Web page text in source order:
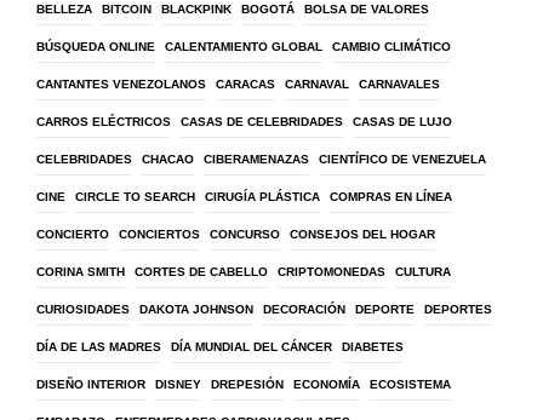
BELLEZA BITCOIN BLACKPINK BOGOTÁ BOLSA DE VALORES
BÚSQUEDA ONLINE CALENTAMIENTO GLOBAL CAMBIO CLIMÁTICO
CANTANTES VENEZOLANOS CARACAS CARNAVAL CARNAVALES
CARROS ELÉCTRICOS CASAS DE CELEBRIDADES CASAS DE LUJO
CELEBRIDADES CHACAO CIBERAMENAZAS CIENTÍFICO DE VENEZUELA
CINE CIRCLE TO SEARCH CIRUGÍA PLÁSTICA COMPRAS EN LÍNEA
CONCIERTO CONCIERTOS CONCURSO CONSEJOS DEL HOGAR
CORINA SMITH CORTES DE CABELLO CRIPTOMONEDAS CULTURA
CURIOSIDADES DAKOTA JOHNSON DECORACIÓN DEPORTE DEPORTES
DÍA DE LAS MADRES DÍA MUNDIAL DEL CÁNCER DIABETES
DISEÑO INTERIOR DISNEY DREPESIÓN ECONOMÍA ECOSISTEMA